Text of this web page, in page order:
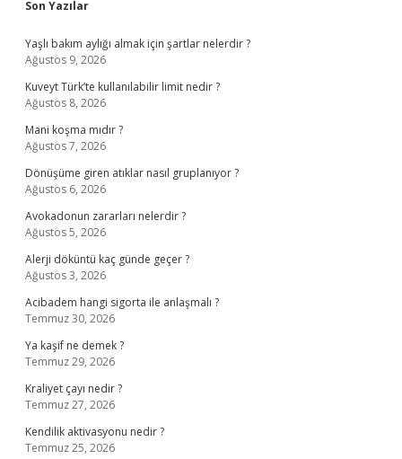
Sidebar
Son Yazılar
Yaşlı bakım aylığı almak için şartlar nelerdir ?
Ağustos 9, 2026
Kuveyt Türk’te kullanılabilir limit nedir ?
Ağustos 8, 2026
Mani koşma mıdır ?
Ağustos 7, 2026
Dönüşüme giren atıklar nasıl gruplanıyor ?
Ağustos 6, 2026
Avokadonun zararları nelerdir ?
Ağustos 5, 2026
Alerji döküntü kaç günde geçer ?
Ağustos 3, 2026
Acibadem hangi sigorta ile anlaşmalı ?
Temmuz 30, 2026
Ya kaşif ne demek ?
Temmuz 29, 2026
Kraliyet çayı nedir ?
Temmuz 27, 2026
Kendilik aktivasyonu nedir ?
Temmuz 25, 2026